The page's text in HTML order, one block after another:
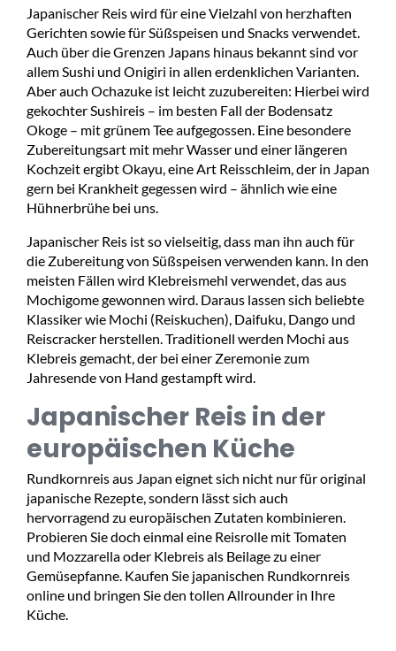
Japanischer Reis wird für eine Vielzahl von herzhaften
Gerichten sowie für Süßspeisen und Snacks verwendet.
Auch über die Grenzen Japans hinaus bekannt sind vor
allem Sushi und Onigiri in allen erdenklichen Varianten.
Aber auch Ochazuke ist leicht zuzubereiten: Hierbei wird
gekochter Sushireis – im besten Fall der Bodensatz
Okoge – mit grünem Tee aufgegossen. Eine besondere
Zubereitungsart mit mehr Wasser und einer längeren
Kochzeit ergibt Okayu, eine Art Reisschleim, der in Japan
gern bei Krankheit gegessen wird – ähnlich wie eine
Hühnerbrühe bei uns.
Japanischer Reis ist so vielseitig, dass man ihn auch für
die Zubereitung von Süßspeisen verwenden kann. In den
meisten Fällen wird Klebreismehl verwendet, das aus
Mochigome gewonnen wird. Daraus lassen sich beliebte
Klassiker wie Mochi (Reiskuchen), Daifuku, Dango und
Reiscracker herstellen. Traditionell werden Mochi aus
Klebreis gemacht, der bei einer Zeremonie zum
Jahresende von Hand gestampft wird.
Japanischer Reis in der
europäischen Küche
Rundkornreis aus Japan eignet sich nicht nur für original
japanische Rezepte, sondern lässt sich auch
hervorragend zu europäischen Zutaten kombinieren.
Probieren Sie doch einmal eine Reisrolle mit Tomaten
und Mozzarella oder Klebreis als Beilage zu einer
Gemüsepfanne. Kaufen Sie japanischen Rundkornreis
online und bringen Sie den tollen Allrounder in Ihre
Küche.